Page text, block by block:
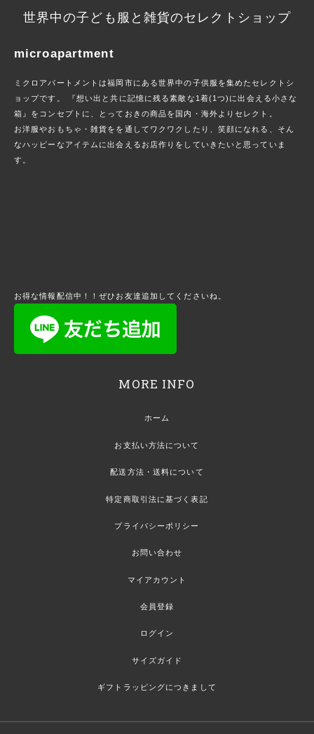
世界中の子ども服と雑貨のセレクトショップ
microapartment
ミクロアパートメントは福岡市にある世界中の子供服を集めたセレクトシ
ョップです。 『想い出と共に記憶に残る素敵な1着(1つ)に出会える小さな
箱』をコンセプトに、とっておきの商品を国内・海外よりセレクト。
お洋服やおもちゃ・雑貨をを通してワクワクしたり、笑顔になれる、そん
なハッピーなアイテムに出会えるお店作りをしていきたいと思っていま
す。
お得な情報配信中！！ぜひお友達追加してくださいね。
MORE INFO
ホーム
お支払い方法について
配送方法・送料について
特定商取引法に基づく表記
プライバシーポリシー
お問い合わせ
マイアカウント
会員登録
ログイン
サイズガイド
ギフトラッピングにつきまして